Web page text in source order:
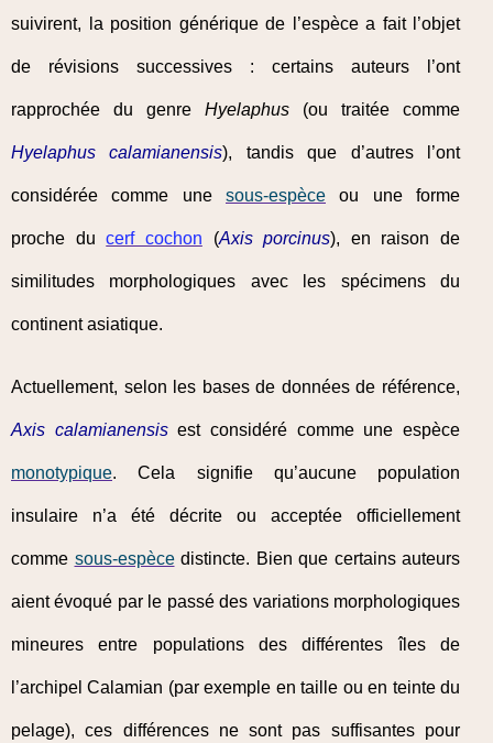
suivirent, la position générique de l’espèce a fait l’objet
de révisions successives : certains auteurs l’ont
rapprochée du genre Hyelaphus (ou traitée comme
Hyelaphus calamianensis), tandis que d’autres l’ont
considérée comme une sous-espèce ou une forme
proche ducerf cochon (Axis porcinus), en raison de
similitudes morphologiques avec les spécimens du
continent asiatique.
Actuellement, selon les bases de données de référence,
Axis calamianensisest considéré comme une espèce
monotypique. Cela signifie qu’aucune population
insulaire n’a été décrite ou acceptée officiellement
comme sous-espècedistincte. Bien que certains auteurs
aient évoqué par le passé des variations morphologiques
mineures entre populations des différentes îles de
l’archipel Calamian (par exemple en taille ou en teinte du
pelage), ces différences ne sont pas suffisantes pour